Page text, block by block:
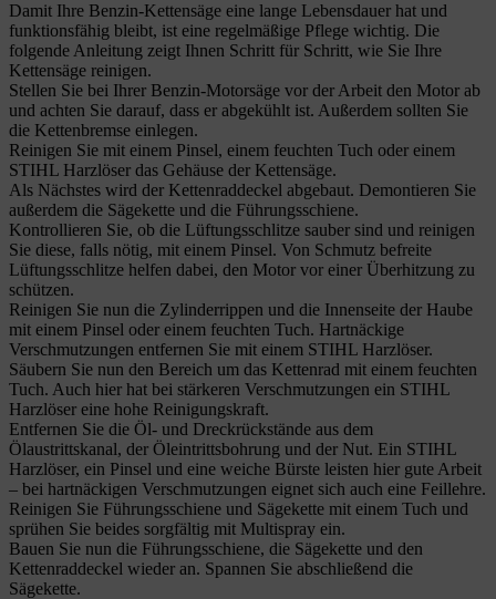
Damit Ihre Benzin-Kettensäge eine lange Lebensdauer hat und
funktionsfähig bleibt, ist eine regelmäßige Pflege wichtig. Die
folgende Anleitung zeigt Ihnen Schritt für Schritt, wie Sie Ihre
Kettensäge reinigen.
Stellen Sie bei Ihrer Benzin-Motorsäge vor der Arbeit den Motor ab
und achten Sie darauf, dass er abgekühlt ist. Außerdem sollten Sie
die Kettenbremse einlegen.
Reinigen Sie mit einem Pinsel, einem feuchten Tuch oder einem
STIHL Harzlöser das Gehäuse der Kettensäge.
Als Nächstes wird der Kettenraddeckel abgebaut. Demontieren Sie
außerdem die Sägekette und die Führungsschiene.
Kontrollieren Sie, ob die Lüftungsschlitze sauber sind und reinigen
Sie diese, falls nötig, mit einem Pinsel. Von Schmutz befreite
Lüftungsschlitze helfen dabei, den Motor vor einer Überhitzung zu
schützen.
Reinigen Sie nun die Zylinderrippen und die Innenseite der Haube
mit einem Pinsel oder einem feuchten Tuch. Hartnäckige
Verschmutzungen entfernen Sie mit einem STIHL Harzlöser.
Säubern Sie nun den Bereich um das Kettenrad mit einem feuchten
Tuch. Auch hier hat bei stärkeren Verschmutzungen ein STIHL
Harzlöser eine hohe Reinigungskraft.
Entfernen Sie die Öl- und Dreckrückstände aus dem
Ölaustrittskanal, der Öleintrittsbohrung und der Nut. Ein STIHL
Harzlöser, ein Pinsel und eine weiche Bürste leisten hier gute Arbeit
– bei hartnäckigen Verschmutzungen eignet sich auch eine Feillehre.
Reinigen Sie Führungsschiene und Sägekette mit einem Tuch und
sprühen Sie beides sorgfältig mit Multispray ein.
Bauen Sie nun die Führungsschiene, die Sägekette und den
Kettenraddeckel wieder an. Spannen Sie abschließend die
Sägekette.